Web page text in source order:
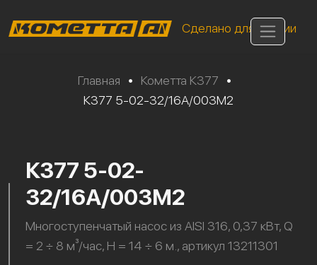
Сделано для России
Главная • Кометта К377
•
К377 5-02-32/16А/003М2
К377 5-02-
32/16А/003М2
Многоступенчатый насос из AISI 316, 0,37 кВт, Q
= 2 ÷ 8 м³/час, H = 14 ÷ 6 м., артикул 13211301